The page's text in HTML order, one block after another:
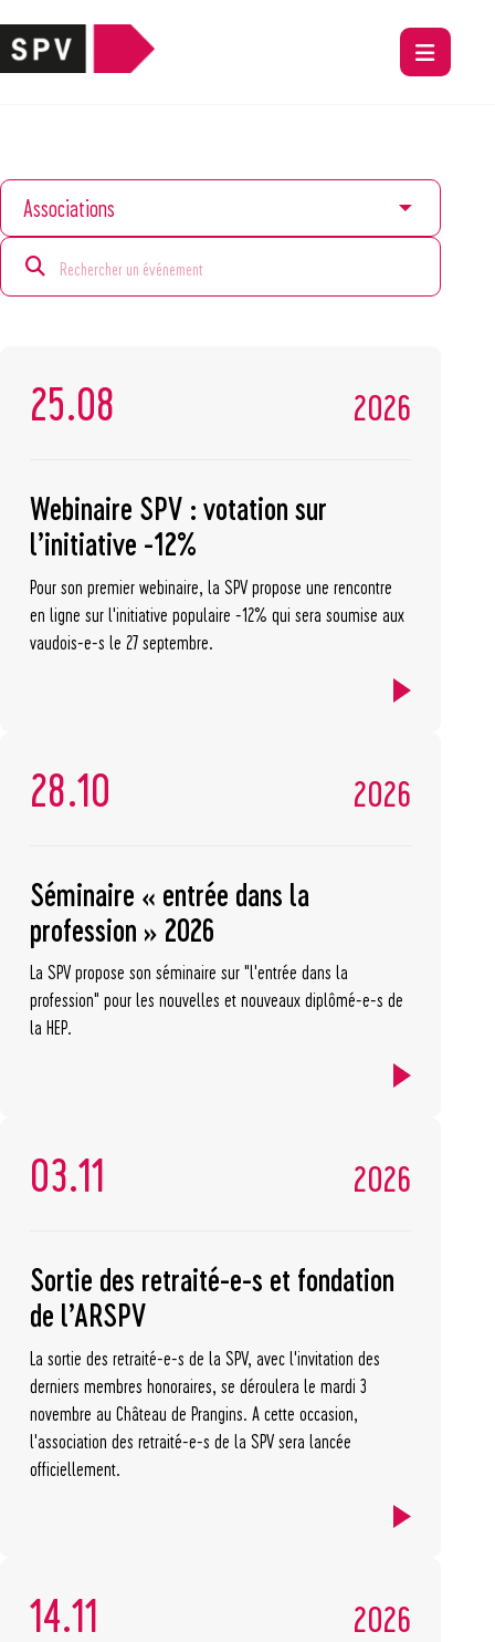
Associations
25.08 2026
Webinaire SPV : votation sur
l’initiative -12%
Pour son premier webinaire, la SPV propose une rencontre
en ligne sur l'initiative populaire -12% qui sera soumise aux
vaudois-e-s le 27 septembre.
28.10 2026
Séminaire « entrée dans la
profession » 2026
La SPV propose son séminaire sur "l'entrée dans la
profession" pour les nouvelles et nouveaux diplômé-e-s de
la HEP.
03.11 2026
Sortie des retraité-e-s et fondation
de l’ARSPV
La sortie des retraité-e-s de la SPV, avec l'invitation des
derniers membres honoraires, se déroulera le mardi 3
novembre au Château de Prangins. A cette occasion,
l'association des retraité-e-s de la SPV sera lancée
officiellement.
14.11 2026